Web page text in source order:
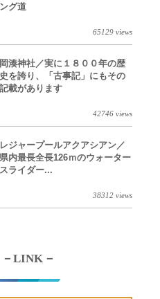
ング道
65129 views
岡湊神社／実に１８００年の歴
史を誇り、「古事記」にもその
記載があります
42746 views
レジャープールアクアシアン／
県内最長全長126ｍのウォーター
スライダー...
38312 views
－LINK－